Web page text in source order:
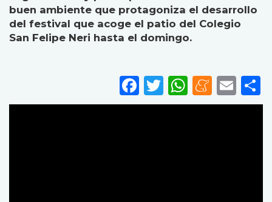
buen ambiente que protagoniza el desarrollo
del festival que acoge el patio del Colegio
San Felipe Neri hasta el domingo.
Facebook
Twitter